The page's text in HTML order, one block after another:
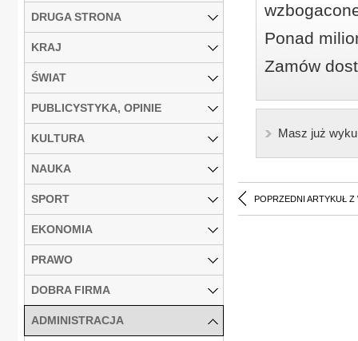
Ponad
Zamów
Masz już
POPRZEDNI ARTYKUŁ Z
DRUGA STRONA
KRAJ
ŚWIAT
PUBLICYSTYKA, OPINIE
KULTURA
NAUKA
SPORT
EKONOMIA
PRAWO
DOBRA FIRMA
ADMINISTRACJA